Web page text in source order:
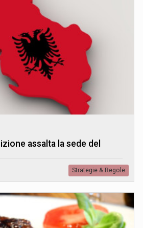
assalta la sede del
Strategie & Regole